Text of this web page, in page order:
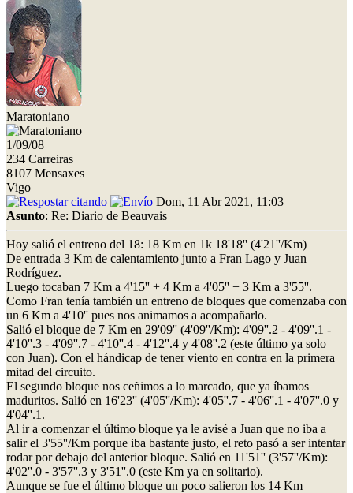
Maratoniano
1/09/08
234 Carreiras
8107 Mensaxes
Vigo
Dom, 11 Abr 2021, 11:03
Asunto: Re: Diario de Beauvais
Hoy salió el entreno del 18: 18 Km en 1k 18'18'' (4'21''/Km)
De entrada 3 Km de calentamiento junto a Fran Lago y Juan
Rodríguez.
Luego tocaban 7 Km a 4'15'' + 4 Km a 4'05'' + 3 Km a 3'55''.
Como Fran tenía también un entreno de bloques que comenzaba con
un 6 Km a 4'10'' pues nos animamos a acompañarlo.
Salió el bloque de 7 Km en 29'09'' (4'09''/Km): 4'09''.2 - 4'09''.1 -
4'10''.3 - 4'09''.7 - 4'10''.4 - 4'12''.4 y 4'08''.2 (este último ya solo
con Juan). Con el hándicap de tener viento en contra en la primera
mitad del circuito.
El segundo bloque nos ceñimos a lo marcado, que ya íbamos
maduritos. Salió en 16'23'' (4'05''/Km): 4'05''.7 - 4'06''.1 - 4'07''.0 y
4'04''.1.
Al ir a comenzar el último bloque ya le avisé a Juan que no iba a
salir el 3'55''/Km porque iba bastante justo, el reto pasó a ser intentar
rodar por debajo del anterior bloque. Salió en 11'51'' (3'57''/Km):
4'02''.0 - 3'57''.3 y 3'51''.0 (este Km ya en solitario).
Aunque se fue el último bloque un poco salieron los 14 Km